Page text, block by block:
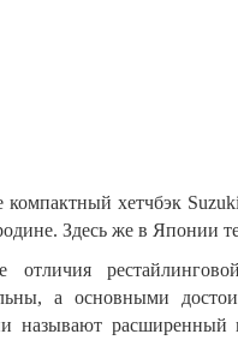
компактный хетчбэк
Здесь же в Японии
отличия
а основными
называют расширенный